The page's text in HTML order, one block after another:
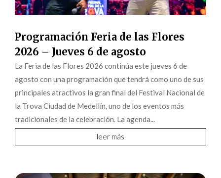
Programación Feria de las Flores
2026 – Jueves 6 de agosto
La Feria de las Flores 2026 continúa este jueves 6 de
agosto con una programación que tendrá como uno de sus
principales atractivos la gran final del Festival Nacional de
la Trova Ciudad de Medellín, uno de los eventos más
tradicionales de la celebración. La agenda...
leer más